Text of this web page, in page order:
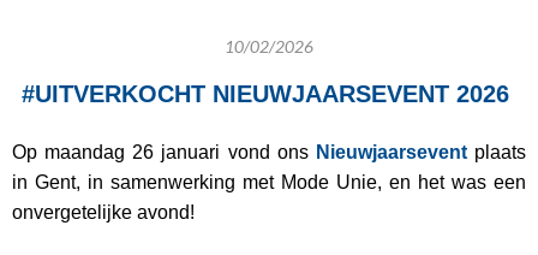
10/02/2026
#UITVERKOCHT NIEUWJAARSEVENT 2026
Op maandag 26 januari vond ons Nieuwjaarsevent plaats
in Gent, in samenwerking met Mode Unie, en het was een
onvergetelijke avond!